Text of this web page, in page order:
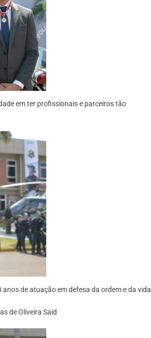
em ter profissionais e parceiros tão
de atuação em defesa da ordem e da vida
de Oliveira Said